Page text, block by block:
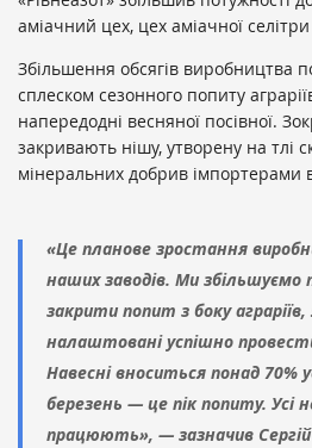
аміачний цех, цех аміачної
Збільшення обсягів виробництва
сплеском сезонного попиту
напередодні весняної посівної.
закривають нішу, утворену на тлі
мінеральних добрив імпортерами
«Це планове зростання
наших заводів. Ми
закрити попит з боку аграріїв,
налаштовані успішно
Навесні вноситься понад 70%
березень — це пік попиту. Усі
працюють», — зазначив